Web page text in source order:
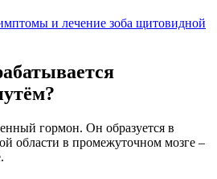
и лечение зоба щитовидной
гормон. Он образуется в
области в промежуточном мозге –